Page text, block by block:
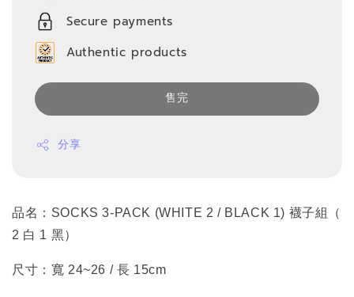
Secure payments
Authentic products
售完
分享
品名：SOCKS 3-PACK (WHITE 2 / BLACK 1) 襪子組（
2 白 1 黑）
尺寸：寬 24~26 / 長 15cm